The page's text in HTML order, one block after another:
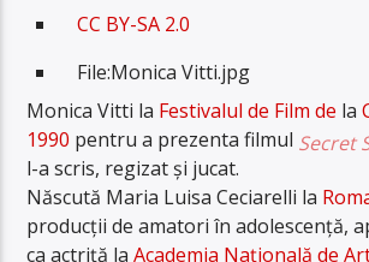
CC BY-SA 2.0
File:Monica Vitti.jpg
Monica Vitti la Festivalul de Film de la
1990 pentru a prezenta filmul Secret
l-a scris, regizat și jucat.
Născută Maria Luisa Ceciarelli la
producții de amatori în adolescență,
ca actriță laAcademia Națională de